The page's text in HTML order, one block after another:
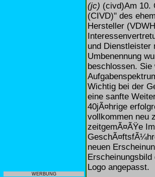
WERBUNG
(jc) (civd)Am 10.
(CIVD)" des
Hersteller
und Dienstleister
Umbenennung
beschlossen.
Wichtig bei der
eine sanfte
40jÃ¤hrige
vollkommen neu
zeitgemÃ¤ÃŸe
neuen
Logo angepasst.